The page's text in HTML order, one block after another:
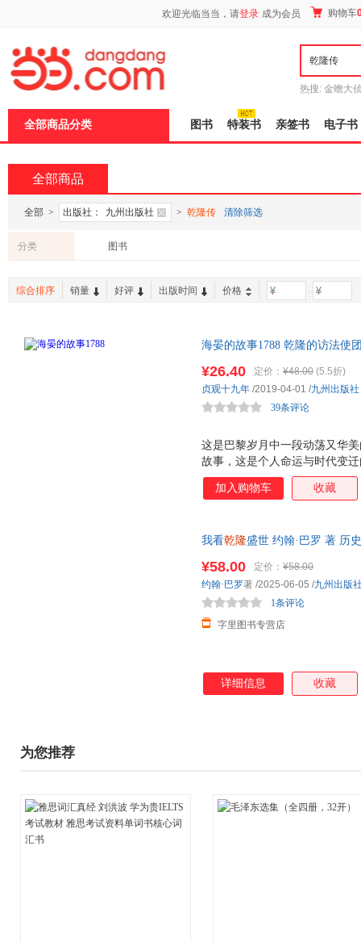
欢迎光临当当，请登录 成为会员 购物车
热搜: 金蟾大
全部商品分类 图书 特装书 亲签书 电子书
全部商品
全部 > 出版社： 九州出版社 > 乾隆传 清除筛选
分类 图书
综合排序 销量 好评 出版时间 价格 -
海晏的故事1788 乾隆的访法使
是被尘封的历史？
这是巴黎岁月中一段动荡又华
故事，这是个人命运与时代变
义。 从北京城到法兰西，对于
危险重重的线路。出生在乾隆
¥26.40 定价： ¥48.00 (5.5折)
39条评论
贞观十九年 /2019-04-01 /九州出版社
加入购物车 收藏
我看乾隆盛世 约翰·巴罗 著 历史
¥58.00 定价： ¥58.00
字里图书专营店
1条评论
约翰·巴罗著 /2025-06-05 /九州出版
详细信息 收藏
为您推荐
页
加